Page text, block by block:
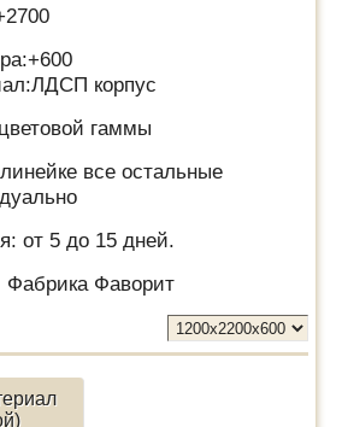
корпус
гаммы
все остальные
от 5 до 15 дней.
Фабрика Фаворит